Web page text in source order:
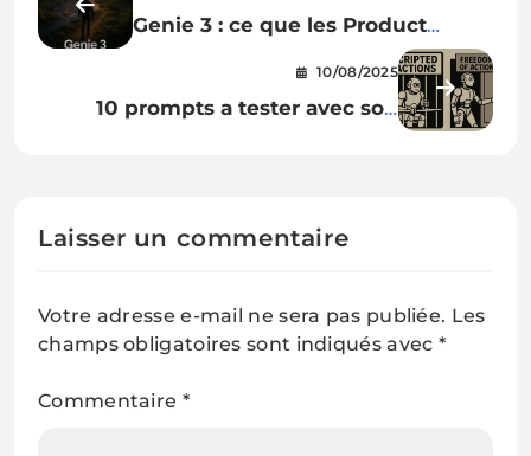
Genie 3 : ce que les Product
Managers doivent savoir sur le
nouveau « modèle de monde »
de DeepMind
10/08/2025
10 prompts a tester avec son
Laisser un commentaire
Votre adresse e-mail ne sera pas publiée. Les
champs obligatoires sont indiqués avec *
Commentaire *